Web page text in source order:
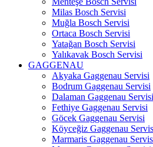
Milas Bosch Servisi
Muğla Bosch Servisi
Ortaca Bosch Servisi
Yatağan Bosch Servisi
Yalıkavak Bosch Servisi
GAGGENAU
Akyaka Gaggenau Servisi
Bodrum Gaggenau Servisi
Dalaman Gaggenau Servisi
Fethiye Gaggenau Servisi
Göcek Gaggenau Servisi
Köyceğiz Gaggenau
Marmaris Gaggenau